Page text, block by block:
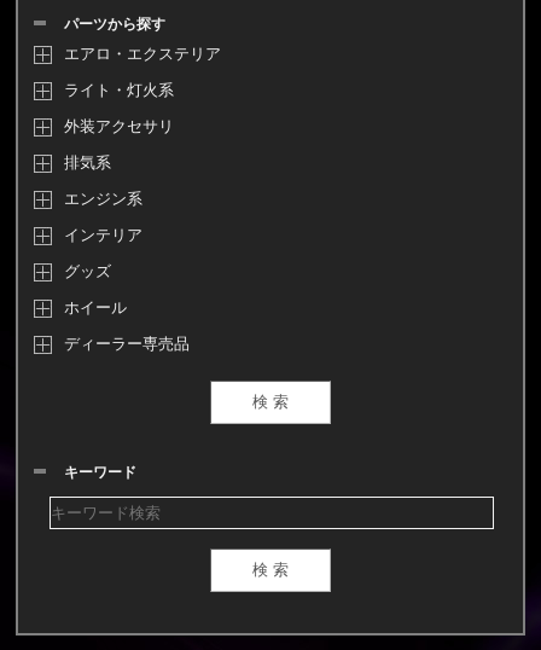
パーツから探す
エアロ・エクステリア
ライト・灯火系
外装アクセサリ
排気系
エンジン系
インテリア
グッズ
ホイール
ディーラー専売品
キーワード